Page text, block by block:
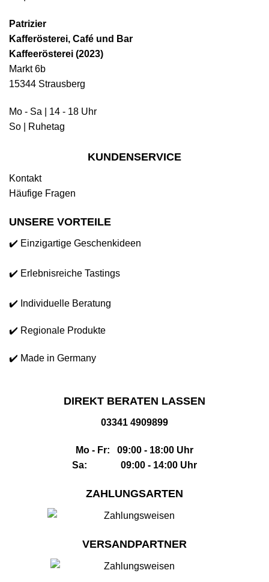
Patrizier
Kafferösterei, Café und Bar
Kaffeerösterei (2023)
Markt 6b
15344 Strausberg
Mo - Sa | 14 - 18 Uhr
So | Ruhetag
KUNDENSERVICE
Kontakt
Häufige Fragen
UNSERE VORTEILE
✔️ Einzigartige Geschenkideen
✔️ Erlebnisreiche Tastings
✔️ Individuelle Beratung
✔️ Regionale Produkte
✔️ Made in Germany
DIREKT BERATEN LASSEN
03341 4909899
Mo - Fr: 09:00 - 18:00 Uhr
Sa: 09:00 - 14:00 Uhr
ZAHLUNGSARTEN
VERSANDPARTNER